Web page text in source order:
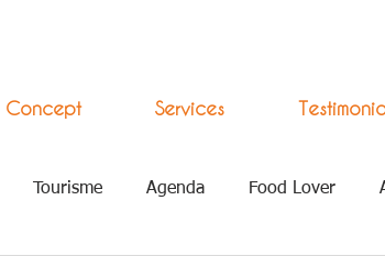
Concept Services
Tourisme Agenda Food Lover